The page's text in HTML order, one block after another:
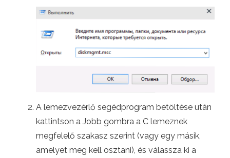
A lemezvezérlő segédprogram betöltése után
kattintson a Jobb gombra a C lemeznek
megfelelő szakasz szerint (vagy egy másik,
amelyet meg kell osztani), és válassza ki a